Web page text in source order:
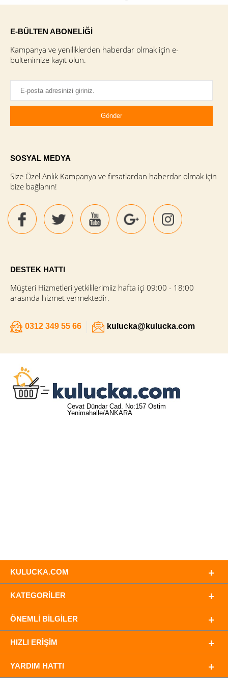
E-BÜLTEN ABONELİĞİ
Kampanya ve yeniliklerden haberdar olmak için e-
bültenimize kayıt olun.
SOSYAL MEDYA
Size Özel Anlık Kampanya ve fırsatlardan haberdar olmak için
bize bağlanın!
DESTEK HATTI
Müşteri Hizmetleri yetkililerimiiz hafta içi 09:00 - 18:00
arasında hizmet vermektedir.
0312 349 55 66 kulucka@kulucka.com
Cevat Dündar Cad. No:157 Ostim
Yenimahalle/ANKARA
KULUCKA.COM
KATEGORILER
ÖNEMLI BILGILER
HIZLI ERIŞIM
YARDIM HATTI